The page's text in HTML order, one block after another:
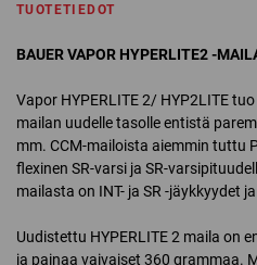
TUOTETIEDOT
BAUER VAPOR HYPERLITE2 -
Vapor HYPERLITE 2/ HYP2LITE
mailan uudelle tasolle entistä
mm. CCM-mailoista aiemmin tuttu
flexinen SR-varsi ja SR-
mailasta on INT- ja SR -jäykkyydet
Uudistettu HYPERLITE 2 maila on
ja painaa vaivaiset 360 grammaa.